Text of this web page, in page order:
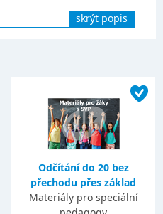
skrýt popis
Odčítání do 20 bez
přechodu přes základ
Materiály pro speciální